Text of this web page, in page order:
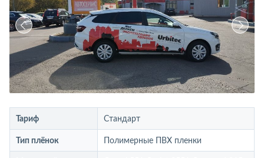
Тариф Стандарт
Тип плёнок Полимерные ПВХ пленки